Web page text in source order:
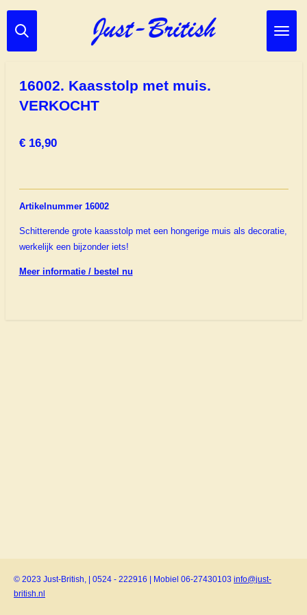
Ga
direct
16002. Kaasstolp met muis.
VERKOCHT
€ 16,90
Artikelnummer 16002
Schitterende grote kaasstolp met een hongerige muis als decoratie,
werkelijk een bijzonder iets!
Meer informatie / bestel nu
© 2023 Just-British, | 0524 - 222916 | Mobiel 06-27430103 info@just-
british.nl